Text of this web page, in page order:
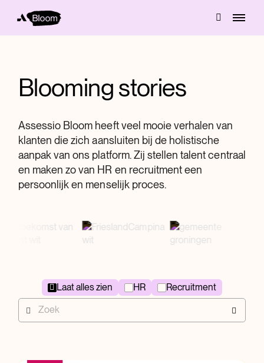
Blooming stories
Assessio Bloom heeft veel mooie verhalen van
klanten die zich aansluiten bij de holistische
aanpak van ons platform. Zij stellen talent centraal
en maken zo van HR en recruitment een
persoonlijk en menselijk proces.
Laat alles zien HR Recruitment